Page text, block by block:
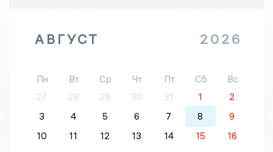
АВГУСТ 2026
Пн Вт Ср Чт Пт Сб
Вс
27
28 29 30 31 1
2
3
4 5 6 7 8
9
10
11 12 13 14 15
16